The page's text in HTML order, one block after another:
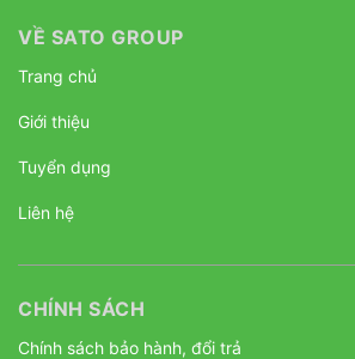
VỀ SATO GROUP
Trang chủ
Giới thiệu
Tuyển dụng
Liên hệ
CHÍNH SÁCH
Chính sách bảo hành, đổi trả